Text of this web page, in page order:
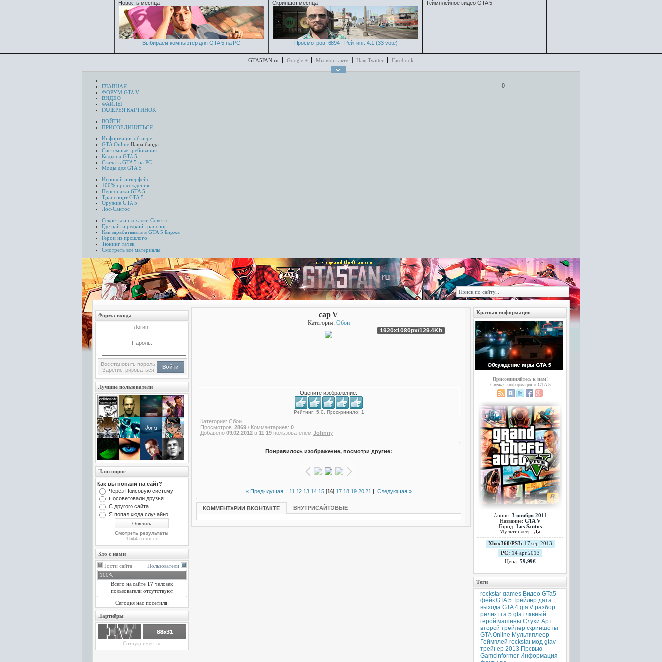
Новость месяца
Выбираем компьютер для GTA 5 на PC
Скриншот месяца
Просмотров: 6894 | Рейтинг: 4.1 (33 vote)
Геймплейное видео GTA 5
GTA5FAN.ru Google + Мы вконтакте Наш Twitter Facebook
ГЛАВНАЯ
ФОРУМ GTA V
ВИДЕО
ФАЙЛЫ
ГАЛЕРЕЯ КАРТИНОК
ВОЙТИ
ПРИСОЕДИНИТЬСЯ
Информация об игре
GTA Online Наша банда
Системные требования
Коды на GTA 5
Скачать GTA 5 на PC
Моды для GTA 5
Игровой интерфейс
100% прохождения
Персонажи GTA 5
Транспорт GTA 5
Оружие GTA 5
Лос-Сантос
Секреты и пасхалки Советы
Где найти редкий транспорт
Как зарабатывать в GTA 5 Биржа
Герои из прошлого
Тюнинг тачек
Смотреть все материалы
Форма входа
Логин:
Пароль:
Войти
Восстановить пароль
Зарегистрироваться
Лучшие пользователи
Наш опрос
Как вы попали на сайт?
Через Поисовую систему
Посоветовали друзья
С другого сайта
Я попал сюда случайно
Смотреть результаты
1544голосов
Кто с нами
Пользователи
Гости сайта
100%
Всего на сайте 17 человек
пользователи отсутствуют
Сегодня нас посетили:
Партнёры
Сотрудничество
Краткая информация
Присоединяйтесь к нам!
Свежая информация о GTA 5
Анонс: 3 ноября 2011
Название: GTA V
Город: Los Santos
Мультиплеер: Да
Xbox360/PS3: 17 sep 2013
PC: 14 apr 2013
Цена: 59,99€
Теги
rockstar games Видео GTa5
фейк GTA 5 Трейлер дата
выхода GTA 4 gta V разбор
релиз гта 5 gta главный
герой машины Слухи Арт
второй трейлер скриншоты
GTA Online Мультиплеер
Геймплей rockstar мод gtav
трейнер 2013 Превью
Gameinformer Информация
cap V
Категория: Обои
1920x1080px/129.4Kb
Оцените изображение:
Рейтинг: 5.0, Проскринило: 1
Категория: Обои
Просмотров: 2869 / Комментариев: 0
Добавено 09.02.2012 в 11:19 пользователем Johnny
Понравилось изображение, посмотри другие:
« Предыдущая| 11 12 13 14 15[16] 17 18 19 20 21 | Следующая »
КОММЕНТАРИИ ВКОНТАКТЕ ВНУТРИСАЙТОВЫЕ
0